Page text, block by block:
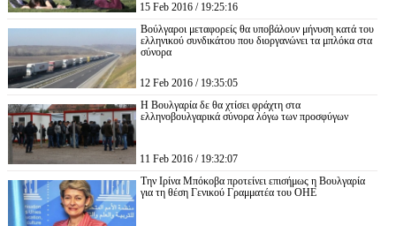
15 Feb 2016 / 19:25:16
Βούλγαροι μεταφορείς θα υποβάλουν μήνυση κατά του
ελληνικού συνδικάτου που διοργανώνει τα μπλόκα στα
σύνορα
12 Feb 2016 / 19:35:05
Η Βουλγαρία δε θα χτίσει φράχτη στα
ελληνοβουλγαρικά σύνορα λόγω των προσφύγων
11 Feb 2016 / 19:32:07
Την Ιρίνα Μπόκοβα προτείνει επισήμως η Βουλγαρία
για τη θέση Γενικού Γραμματέα του ΟΗΕ